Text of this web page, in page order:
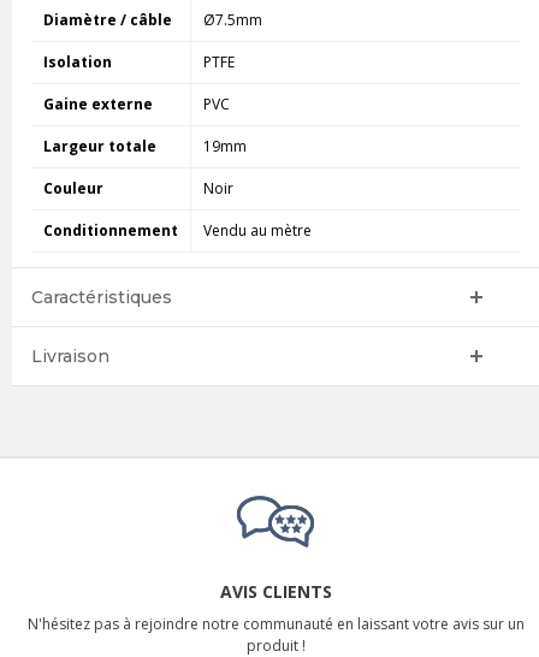
Diamètre / câble Ø7.5mm
Isolation PTFE
Gaine externe PVC
Largeur totale 19mm
Couleur Noir
Conditionnement Vendu au mètre
Caractéristiques
Livraison
AVIS CLIENTS
N'hésitez pas à rejoindre notre communauté en laissant votre avis sur un
produit !